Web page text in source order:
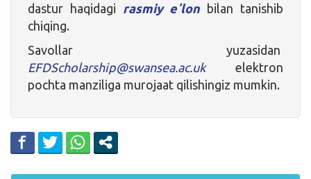
dastur haqidagi
rasmiy eʼlon bilan tanishib
chiqing.
Savollar yuzasidan
EFDScholarship@swansea.ac.uk
elektron
pochta manziliga murojaat qilishingiz mumkin.